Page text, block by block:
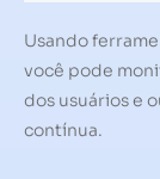
Usando
você pode
dos usuários e
contínua.